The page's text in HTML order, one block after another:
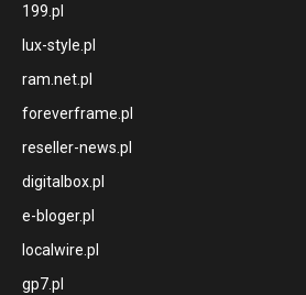
199.pl
lux-style.pl
ram.net.pl
foreverframe.pl
reseller-news.pl
digitalbox.pl
e-bloger.pl
localwire.pl
gp7.pl